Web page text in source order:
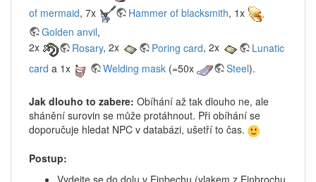
of mermaid, 7x Hammer of blacksmith, 1x
Golden anvil,
2x
Rosary, 2x Poring card, 2x
Lunatic
card a 1x Welding mask (=50x Steel).
Jak dlouho to zabere: Obíhání až tak dlouho ne, ale
shánění surovin se může protáhnout. Při obíhání se
doporučuje hledat NPC v databázi, ušetří to čas.
Postup: